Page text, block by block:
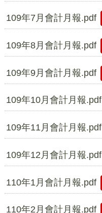
109年7月會計月報.pdf
109年8月會計月報.pdf
109年9月會計月報.pdf
109年10月會計月報.pdf
109年11月會計月報.pdf
109年12月會計月報.pdf
110年1月會計月報.pdf
110年2月會計月報.pdf